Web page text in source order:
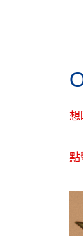
想
點